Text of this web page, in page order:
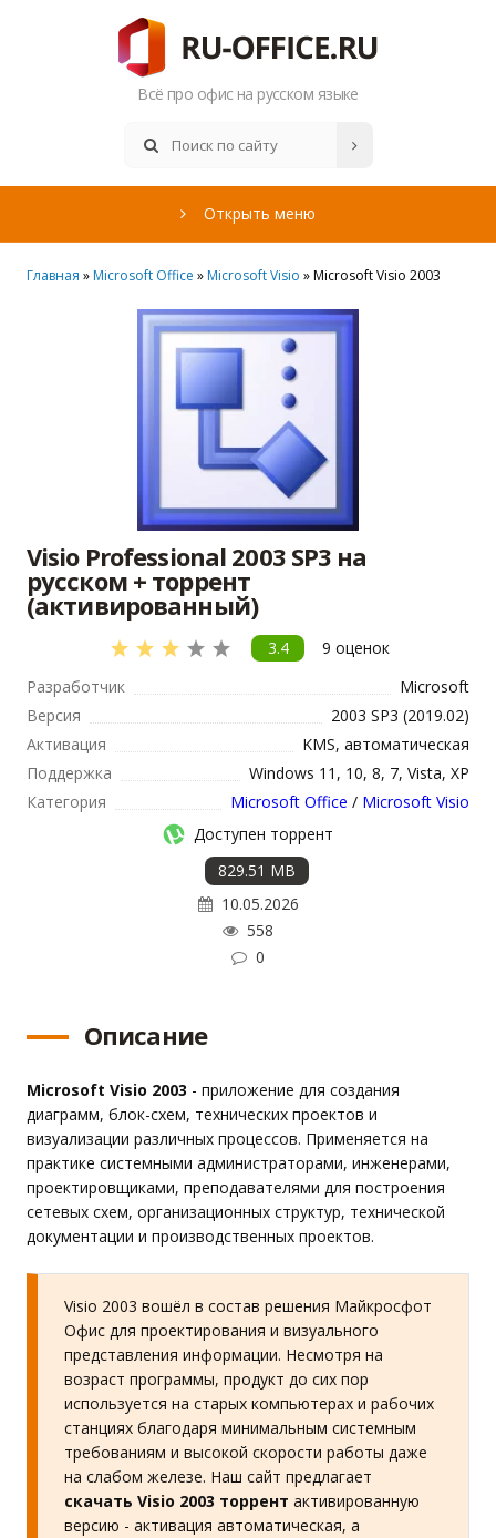
Всё про офис на русском языке
Открыть меню
Главная » Microsoft Office » Microsoft Visio » Microsoft Visio 2003
Visio Professional 2003 SP3 на
русском + торрент
(активированный)
3.4 9 оценок
Разработчик
Microsoft
Версия
2003 SP3 (2019.02)
Активация
KMS, автоматическая
Поддержка
Windows 11, 10, 8, 7, Vista, XP
Категория
Microsoft Office / Microsoft Visio
Доступен торрент
829.51 MB
10.05.2026
558
0
Описание
Microsoft Visio 2003 - приложение для создания
диаграмм, блок-схем, технических проектов и
визуализации различных процессов. Применяется на
практике системными администраторами, инженерами,
проектировщиками, преподавателями для построения
сетевых схем, организационных структур, технической
документации и производственных проектов.
Visio 2003 вошёл в состав решения Майкросфот
Офис для проектирования и визуального
представления информации. Несмотря на
возраст программы, продукт до сих пор
используется на старых компьютерах и рабочих
станциях благодаря минимальным системным
требованиям и высокой скорости работы даже
на слабом железе. Наш сайт предлагает
скачать Visio 2003 торрент активированную
версию - активация автоматическая, а